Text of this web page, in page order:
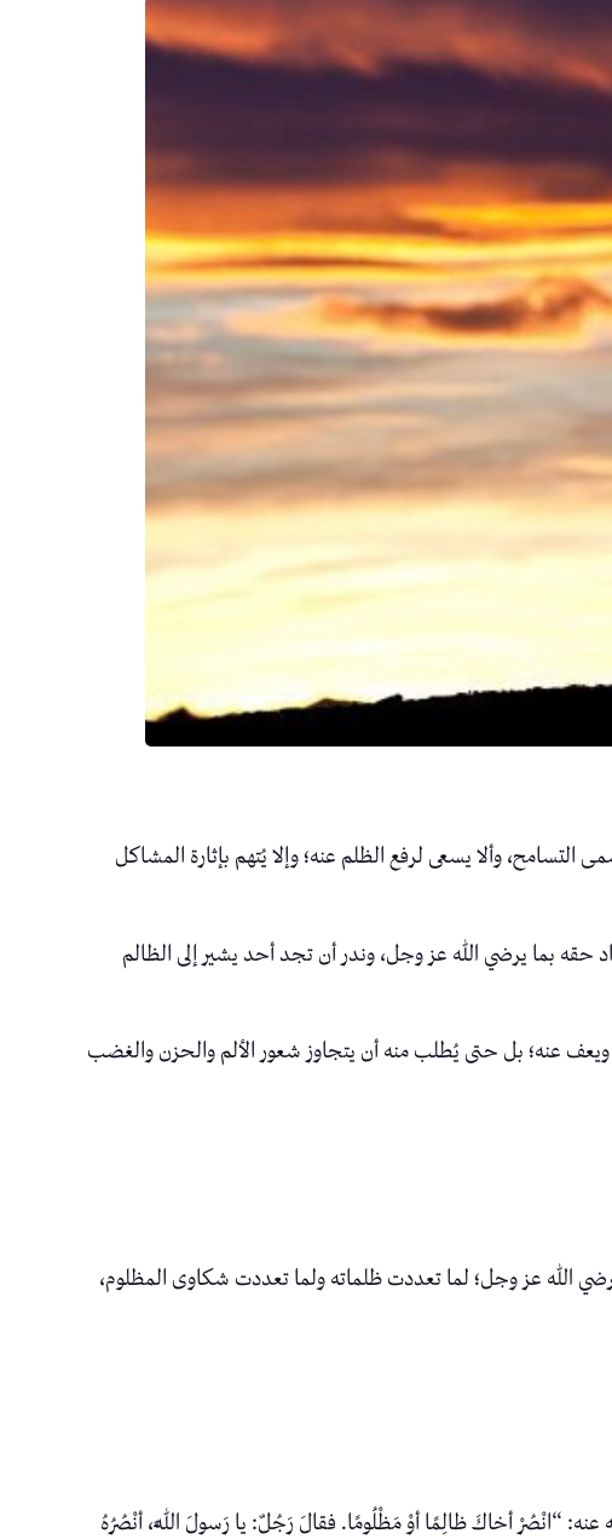
وألا يسعى لرفع الظلم عنه؛ وإلا يُتهم بإثارة المشاكل
بما يرضي الله عز وجل، وندر أن تجد أحد يشير إلى الظالم
ويعف عنه؛ بل حتى يُطلب منه أن يتجاوز شعور الألم والحزن والغضب
عز وجل؛ لما تعددت ظلماته ولما تعددت شكاوى المظلوم،
“انْصُرْ أخاكَ ظالِمًا أوْ مَظْلُومًا. فقالَ رَجُلٌ: يا رَسولَ اللَّهِ، أنْصُرُهُ